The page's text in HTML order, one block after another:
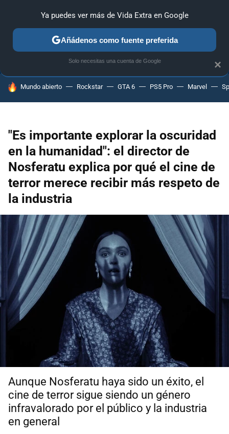
ANÁLISIS GUÍAS Y TRUCOS PC SONY NINTENDO
HOY SE HABLA DE
Mundo abierto Rockstar GTA 6 PS5 Pro Marvel
"Es importante explorar la oscuridad
en la humanidad": el director de
Nosferatu explica por qué el cine de
terror merece recibir más respeto de
la industria
Aunque Nosferatu haya sido un éxito, el
cine de terror sigue siendo un género
infravalorado por el público y la industria
en general
×
Ya puedes ver más de Vida Extra en Google
Añádenos como fuente preferida
Solo necesitas una cuenta de Google